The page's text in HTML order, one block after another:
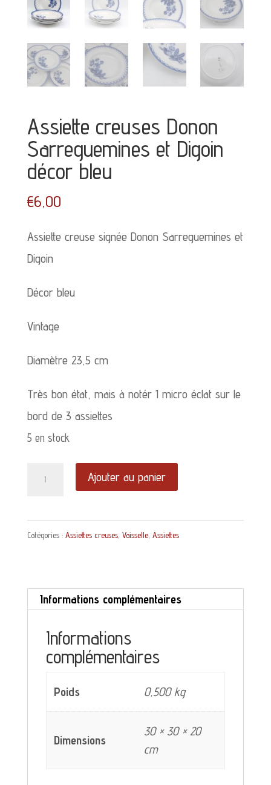
Assiette creuses Donon
Sarreguemines et Digoin
décor bleu
€6,00
Assiette creuse signée Donon Sarreguemines et
Digoin
Décor bleu
Vintage
Diamètre 23,5 cm
Très bon état, mais à notér 1 micro éclat sur le
bord de 3 assiettes
5 en stock
quantité
Assiette
creuses
décor
Ajouter au panier
Catégories : Assiettes creuses, Vaisselle, Assiettes
Informations complémentaires
Informations
complémentaires
Poids 0,500 kg
Dimensions
30 × 30 × 20
cm